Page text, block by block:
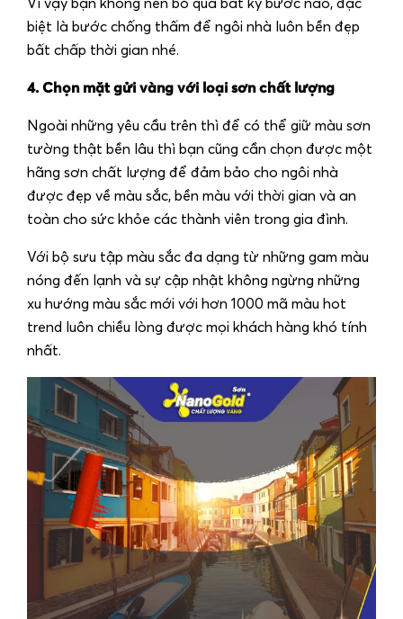
Vì vậy bạn không nên bỏ qua bất kỳ bước nào, đặc
biệt là bước chống thấm để ngôi nhà luôn bền đẹp
bất chấp thời gian nhé.
4. Chọn mặt gửi vàng với loại sơn chất lượng
Ngoài những yêu cầu trên thì để có thể giữ màu sơn
tường thật bền lâu thì bạn cũng cần chọn được một
hãng sơn chất lượng để đảm bảo cho ngôi nhà
được đẹp về màu sắc, bền màu với thời gian và an
toàn cho sức khỏe các thành viên trong gia đình.
Với bộ sưu tập màu sắc đa dạng từ những gam màu
nóng đến lạnh và sự cập nhật không ngừng những
xu hướng màu sắc mới với hơn 1000 mã màu hot
trend luôn chiều lòng được mọi khách hàng khó tính
nhất.